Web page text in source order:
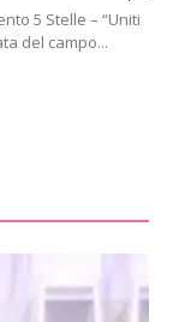
5 Stelle – “Uniti
del campo...